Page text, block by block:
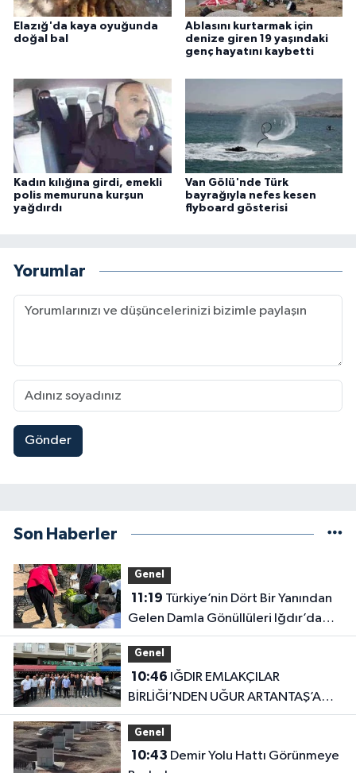
Elazığ'da kaya oyuğunda
doğal bal
Ablasını kurtarmak için
denize giren 19 yaşındaki
genç hayatını kaybetti
Kadın kılığına girdi, emekli
polis memuruna kurşun
yağdırdı
Van Gölü'nde Türk
bayrağıyla nefes kesen
flyboard gösterisi
Yorumlar
Gönder
Son Haberler
Genel
11:19
Gelen Damla Gönüllüleri Iğdır’da
Hasada Katıldı
Genel
10:46
BİRLİĞİ’NDEN UĞUR ARTANTAŞ’A
TAM DESTEK
Genel
10:43